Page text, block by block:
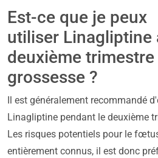
Est-ce que je peux
utiliser Linagliptine
deuxième trimestre
grossesse ?
Il est généralement recommandé
Linagliptine pendant le deuxième
Les risques potentiels pour le
entièrement connus, il est donc